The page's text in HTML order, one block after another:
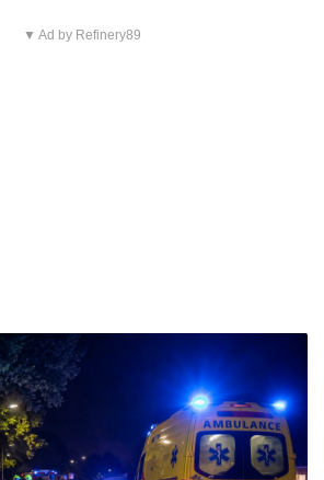
▼ Ad by Refinery89